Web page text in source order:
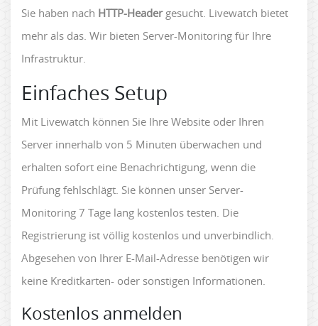
Sie haben nach HTTP-Headergesucht. Livewatch bietet
mehr als das. Wir bieten Server-Monitoring für Ihre
Infrastruktur.
Einfaches Setup
Mit Livewatch können Sie Ihre Website oder Ihren
Server innerhalb von 5 Minuten überwachen und
erhalten sofort eine Benachrichtigung, wenn die
Prüfung fehlschlägt. Sie können unser Server-
Monitoring 7 Tage lang kostenlos testen. Die
Registrierung ist völlig kostenlos und unverbindlich.
Abgesehen von Ihrer E-Mail-Adresse benötigen wir
keine Kreditkarten- oder sonstigen Informationen.
Kostenlos anmelden